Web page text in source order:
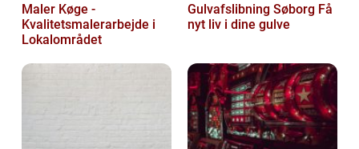
Maler Køge -
Kvalitetsmalerarbejde i
Lokalområdet
Gulvafslibning Søborg Få
nyt liv i dine gulve